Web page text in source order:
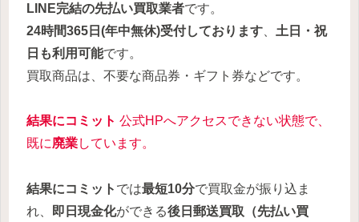
LINE完結の先払い買取業者です。
24時間365日 (年中無休)受付しております
土日・祝
日も利用可能です。
買取商品は、不要な商品券・ギフト券などです。
結果にコミット 公式HPへアクセスできない状態で、
既に廃業しています。
結果にコミット では最短10分で買取金が振り込ま
れ、
即日現金化ができる後日郵送買取（先払い買